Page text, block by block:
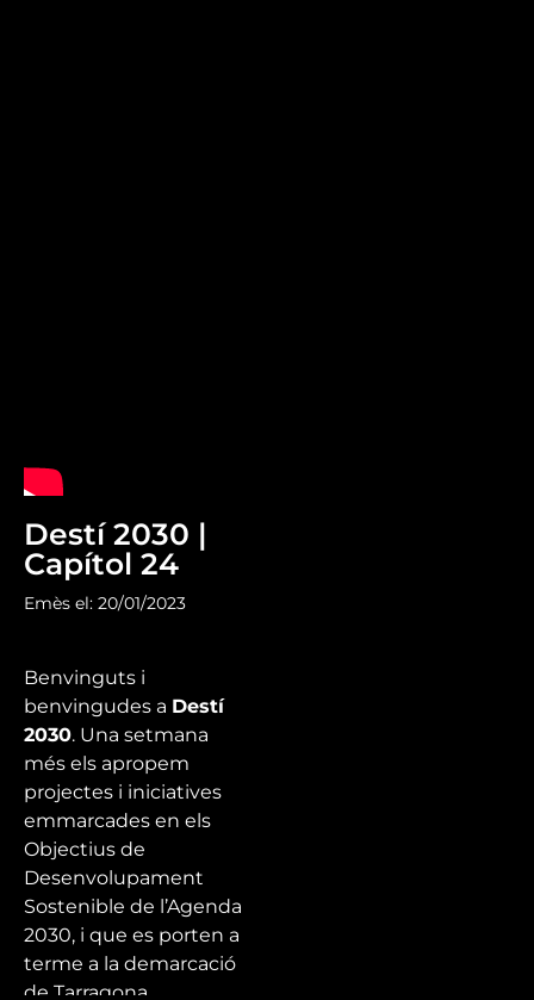
Destí 2030 |
Capítol 24
Emès el: 20/01/2023
Benvinguts i
benvingudes a Destí
2030. Una setmana
més els apropem
projectes i iniciatives
emmarcades en els
Objectius de
Desenvolupament
Sostenible de l’Agenda
2030, i que es porten a
terme a la demarcació
de Tarragona.